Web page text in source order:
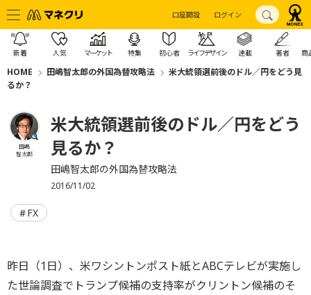
口座開設 ログイン
新着 人気 マーケット 特集 初心者 ライフデザイン 連載 著者 商
HOME 田嶋智太郎の外国為替攻略法
米大統領選前後のドル／円をどう見
るか？
田嶋
智太郎
米大統領選前後のドル／円をどう
見るか？
田嶋智太郎の外国為替攻略法
2016/11/02
FX
昨日（1日）、米ワシントンポスト紙とABCテレビが実施し
た世論調査でトランプ候補の支持率がクリントン候補のそ